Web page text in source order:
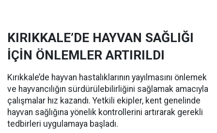
KIRIKKALE’DE HAYVAN SAĞLIĞI
İÇİN ÖNLEMLER ARTIRILDI
Kırıkkale’de hayvan hastalıklarının yayılmasını önlemek
ve hayvancılığın sürdürülebilirliğini sağlamak amacıyla
çalışmalar hız kazandı. Yetkili ekipler, kent genelinde
hayvan sağlığına yönelik kontrollerini artırarak gerekli
tedbirleri uygulamaya başladı.